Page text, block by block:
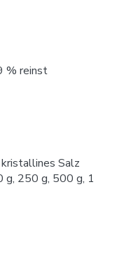
% reinst
Salz
g, 250 g, 500 g, 1